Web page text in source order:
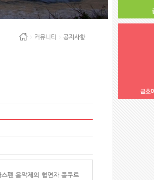
커뮤니티 공지사항
펜 음악제의 협연자 콩쿠르